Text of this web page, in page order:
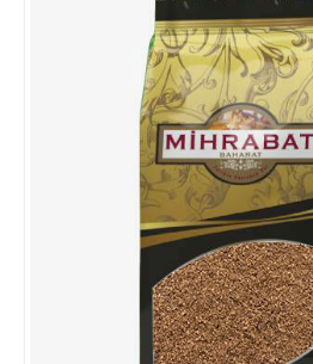
7 TÜRLÜ BAHARAT 500 GR
AKBİBER TOZ 1000 GR
AKBİBER TOZ 500 GR
ANASON 1000 GR
ANASON 500 GR
ASPİR ÇİÇEĞİ 500 GR
BEYAZ TANE BİBER (AK BİBE.
BEYAZ TANE BİBER (AK BİBE.
BİBERİYE 1000 GR
BİBERİYE 500 GR
ÇÖREK OTO 1000 GR